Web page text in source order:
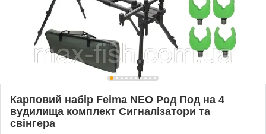
Карповий набір Feima NEO Род Под на 4
вудилища комплект Сигналізатори та
свінгера